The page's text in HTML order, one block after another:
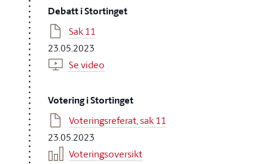
Debatt i Stortinget
Sak 11
23.05.2023
Se video
Votering i Stortinget
Voteringsreferat, sak 11
23.05.2023
Voteringsoversikt